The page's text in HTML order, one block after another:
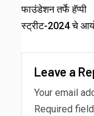
फाउंडेशन तर्फे हॅप्पी
स्ट्रीट-2024 चे
Leave a
Your email
Required